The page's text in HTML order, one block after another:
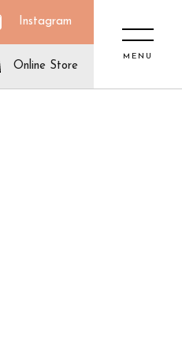
Instagram
Online Store
MENU